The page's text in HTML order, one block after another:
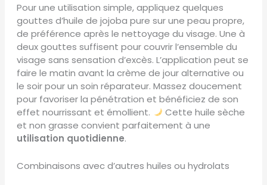
Pour une utilisation simple, appliquez quelques
gouttes d’huile de jojoba pure sur une peau propre,
de préférence après le nettoyage du visage. Une à
deux gouttes suffisent pour couvrir l’ensemble du
visage sans sensation d’excès. L’application peut se
faire le matin avant la crème de jour alternative ou
le soir pour un soin réparateur. Massez doucement
pour favoriser la pénétration et bénéficiez de son
effet nourrissant et émollient.
Cette huile sèche
et non grasse convient parfaitement à une
utilisation quotidienne.
Combinaisons avec d’autres huiles ou hydrolats